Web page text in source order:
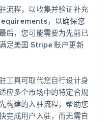
流程，以收集并验证补充
，以确保您
后，您可能需要为先前已
足美国 Stripe 账户更新
工具可取代您自行设计身
应多个市场中的特定合规
构建的入驻流程，帮助您
完成用户入驻，而无需自